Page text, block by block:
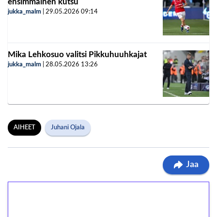
jukka_malm 29.05.2026 09:14
Mika Lehkosuo valitsi Pikkuhuuhkajat
jukka_malm 28.05.2026 13:26
AIHEET Juhani Ojala
Jaa